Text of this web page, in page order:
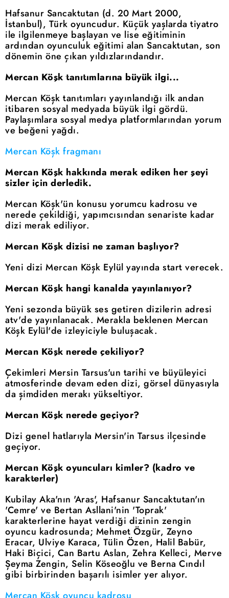
Hafsanur Sancaktutan (d. 20 Mart 2000,
İstanbul), Türk oyuncudur. Küçük yaşlarda tiyatro
ile ilgilenmeye başlayan ve lise eğitiminin
ardından oyunculuk eğitimi alan Sancaktutan, son
dönemin öne çıkan yıldızlarındandır.
Mercan Köşk tanıtımlarına büyük ilgi...
Mercan Köşk tanıtımları yayınlandığı ilk andan
itibaren sosyal medyada büyük ilgi gördü.
Paylaşımlara sosyal medya platformlarından yorum
ve beğeni yağdı.
Mercan Köşk fragmanı
Mercan Köşk hakkında merak ediken her şeyi
sizler için derledik.
Mercan Köşk'ün konusu yorumcu kadrosu ve
nerede çekildiği, yapımcısından senariste kadar
dizi merak ediliyor.
Mercan Köşk dizisi ne zaman başlıyor?
Yeni dizi Mercan Köşk Eylül yayında start verecek.
Mercan Köşk hangi kanalda yayınlanıyor?
Yeni sezonda büyük ses getiren dizilerin adresi
atv'de yayınlanacak. Merakla beklenen Mercan
Köşk Eylül'de izleyiciyle buluşacak.
Mercan Köşk nerede çekiliyor?
Çekimleri Mersin Tarsus'un tarihi ve büyüleyici
atmosferinde devam eden dizi, görsel dünyasıyla
da şimdiden merakı yükseltiyor.
Mercan Köşk nerede geçiyor?
Dizi genel hatlarıyla Mersin'in Tarsus ilçesinde
geçiyor.
Mercan Köşk oyuncuları kimler? (kadro ve
karakterler)
Kubilay Aka'nın 'Aras', Hafsanur Sancaktutan'ın
'Cemre' ve Bertan Asllani'nin 'Toprak'
karakterlerine hayat verdiği dizinin zengin
oyuncu kadrosunda; Mehmet Özgür, Zeyno
Eracar, Ulviye Karaca, Tülin Özen, Halil Babür,
Haki Biçici, Can Bartu Aslan, Zehra Kelleci, Merve
Şeyma Zengin, Selin Köseoğlu ve Berna Cındıl
gibi birbirinden başarılı isimler yer alıyor.